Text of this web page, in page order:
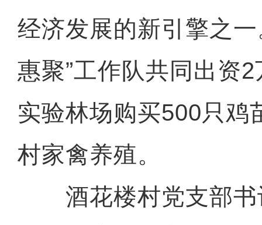
经济发展的新引擎之一
惠聚”工作队共同出资
实验林场购买500只鸡
村家禽养殖。
酒花楼村党支部书